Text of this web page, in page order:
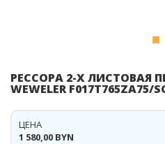
РЕССОРА 2-Х ЛИСТОВАЯ
WEWELER F017T765ZA75/
1 580,00 BYN
ЦЕНА